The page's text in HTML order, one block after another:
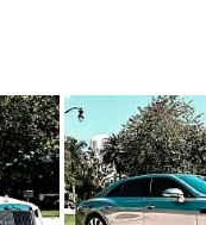
придаст
фотографии,
этого